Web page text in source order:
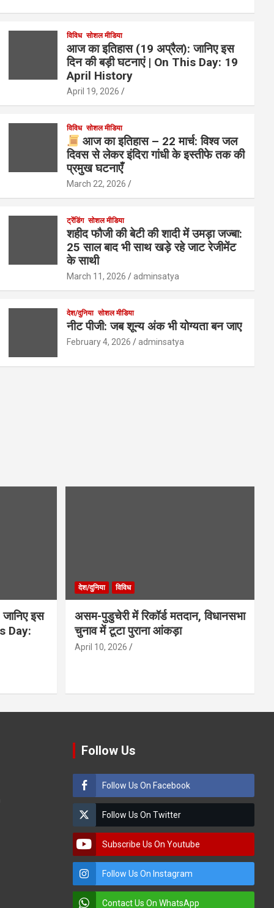
विविध सोशल मीडिया
आज का इतिहास (19 अप्रैल): जानिए इस
दिन की बड़ी घटनाएं | On This Day: 19
April History
April 19, 2026
विविध सोशल मीडिया
आज का इतिहास – 22 मार्च: विश्व जल
दिवस से लेकर इंदिरा गांधी के इस्तीफे तक की
प्रमुख घटनाएँ
March 22, 2026
ट्रेंडिंग सोशल मीडिया
शहीद फौजी की बेटी की शादी में उमड़ा जज्बा:
25 साल बाद भी साथ खड़े रहे जाट रेजीमेंट
के साथी
March 11, 2026 adminsatya
देश/दुनिया सोशल मीडिया
नीट पीजी: जब शून्य अंक भी योग्यता बन जाए
February 4, 2026 adminsatya
इस
Day:
देश/दुनिया विविध
असम-पुडुचेरी में रिकॉर्ड मतदान, विधानसभा
चुनाव में टूटा पुराना आंकड़ा
April 10, 2026
Follow Us
Follow Us On Facebook
Follow Us On Twitter
Subscribe Us On Youtube
Follow Us On Instagram
Contact Us On WhatsApp